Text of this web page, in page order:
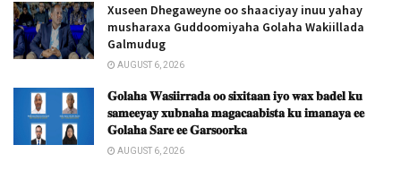
Xuseen Dhegaweyne oo shaaciyay inuu yahay
musharaxa Guddoomiyaha Golaha Wakiillada
Galmudug
AUGUST 6, 2026
𝐆𝐨𝐥𝐚𝐡𝐚 𝐖𝐚𝐬𝐢𝐢𝐫𝐫𝐚𝐝𝐚 𝐨𝐨 𝐬𝐢𝐱𝐢𝐭𝐚𝐚𝐧 𝐢𝐲𝐨 𝐰𝐚𝐱 𝐛𝐚𝐝𝐞𝐥 𝐤𝐮
𝐬𝐚𝐦𝐞𝐞𝐲𝐚𝐲 𝐱𝐮𝐛𝐧𝐚𝐡𝐚 𝐦𝐚𝐠𝐚𝐜𝐚𝐚𝐛𝐢𝐬𝐭𝐚 𝐤𝐮 𝐢𝐦𝐚𝐧𝐚𝐲𝐚 𝐞𝐞
𝐆𝐨𝐥𝐚𝐡𝐚 𝐒𝐚𝐫𝐞 𝐞𝐞 𝐆𝐚𝐫𝐬𝐨𝐨𝐫𝐤𝐚
AUGUST 6, 2026